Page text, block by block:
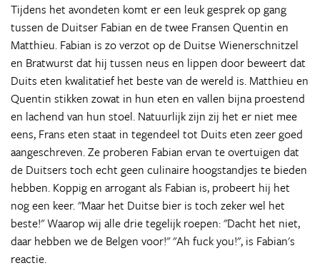
Tijdens het avondeten komt er een leuk gesprek op gang
tussen de Duitser Fabian en de twee Fransen Quentin en
Matthieu. Fabian is zo verzot op de Duitse Wienerschnitzel
en Bratwurst dat hij tussen neus en lippen door beweert dat
Duits eten kwalitatief het beste van de wereld is. Matthieu en
Quentin stikken zowat in hun eten en vallen bijna proestend
en lachend van hun stoel. Natuurlijk zijn zij het er niet mee
eens, Frans eten staat in tegendeel tot Duits eten zeer goed
aangeschreven. Ze proberen Fabian ervan te overtuigen dat
de Duitsers toch echt geen culinaire hoogstandjes te bieden
hebben. Koppig en arrogant als Fabian is, probeert hij het
nog een keer. "Maar het Duitse bier is toch zeker wel het
beste!" Waarop wij alle drie tegelijk roepen: "Dacht het niet,
daar hebben we de Belgen voor!" "Ah fuck you!", is Fabian's
reactie.